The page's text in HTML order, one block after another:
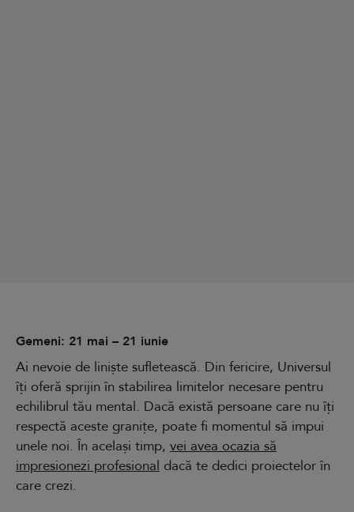
Gemeni: 21 mai – 21 iunie
Ai nevoie de liniște sufletească. Din fericire, Universul
îți oferă sprijin în stabilirea limitelor necesare pentru
echilibrul tău mental. Dacă există persoane care nu îți
respectă aceste granițe, poate fi momentul să impui
unele noi. În același timp, vei avea ocazia să
impresionezi profesional dacă te dedici proiectelor în
care crezi.